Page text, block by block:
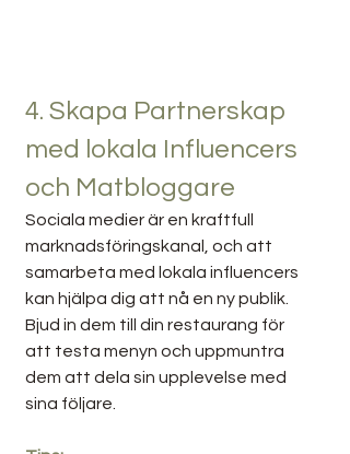
4. Skapa Partnerskap
med lokala Influencers
och Matbloggare
Sociala medier är en kraftfull
marknadsföringskanal, och att
samarbeta med lokala influencers
kan hjälpa dig att nå en ny publik.
Bjud in dem till din restaurang för
att testa menyn och uppmuntra
dem att dela sin upplevelse med
sina följare.